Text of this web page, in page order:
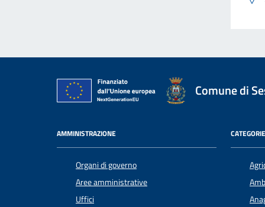
Comune di
AMMINISTRAZIONE
Organi di governo
Aree amministrative
Uffici